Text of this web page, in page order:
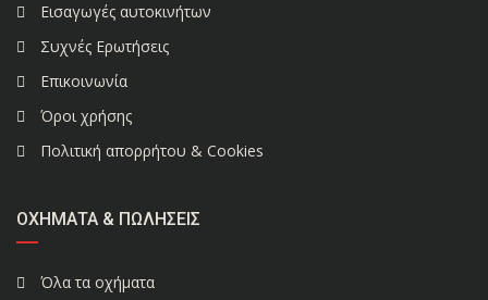
Εισαγωγές αυτοκινήτων
Συχνές Ερωτήσεις
Επικοινωνία
Όροι χρήσης
Πολιτική απορρήτου & Cookies
ΟΧΉΜΑΤΑ & ΠΩΛΉΣΕΙΣ
Όλα τα οχήματα